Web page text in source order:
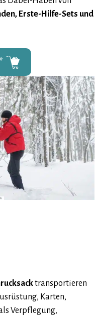
Erste-Hilfe-Sets und
transportieren
Karten,
Verpflegung,